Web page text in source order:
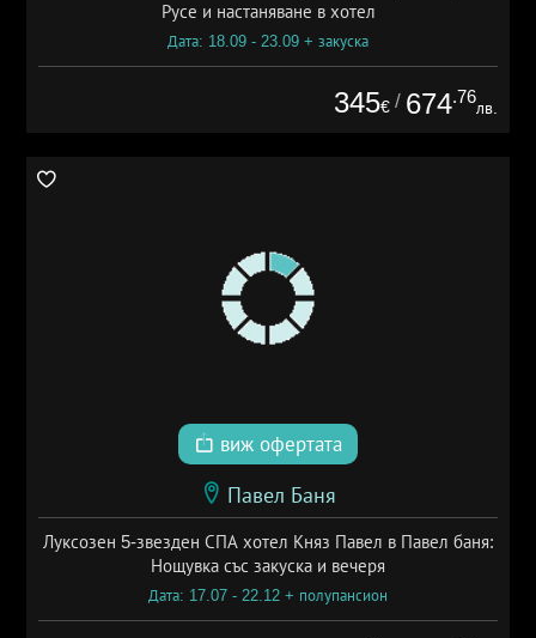
Русе и настаняване в хотел
Дата: 18.09 - 23.09 + закуска
345€ / 674.76
лв.
виж офертата
Павел Баня
Луксозен 5-звезден СПА хотел Княз Павел в Павел баня:
Нощувка със закуска и вечеря
Дата: 17.07 - 22.12 + полупансион